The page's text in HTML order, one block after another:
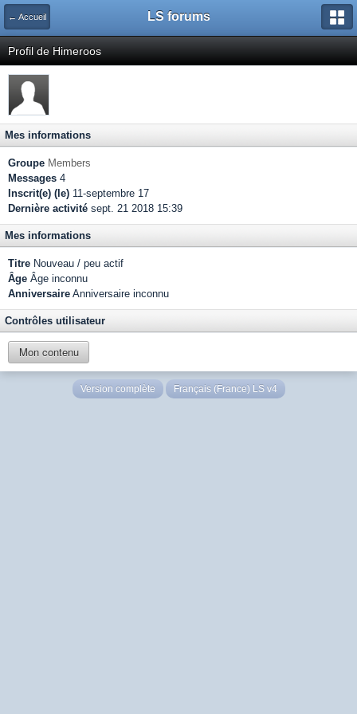
← Accueil LS forums
Profil de Himeroos
Mes informations
Groupe Members
Messages 4
Inscrit(e) (le) 11-septembre 17
Dernière activité sept. 21 2018 15:39
Mes informations
Titre Nouveau / peu actif
Âge Âge inconnu
Anniversaire Anniversaire inconnu
Contrôles utilisateur
Mon contenu
Version complète Français (France) LS v4